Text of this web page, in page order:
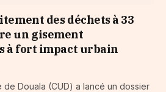
des déchets à 33
un gisement
à fort impact urbain
de Douala (CUD) a lancé un dossier